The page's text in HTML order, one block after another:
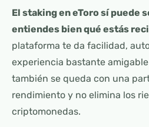
El staking en eToro sí puede
entiendes bien qué estás
plataforma te da facilidad,
experiencia bastante
también se queda con una
rendimiento y no elimina los
criptomonedas.